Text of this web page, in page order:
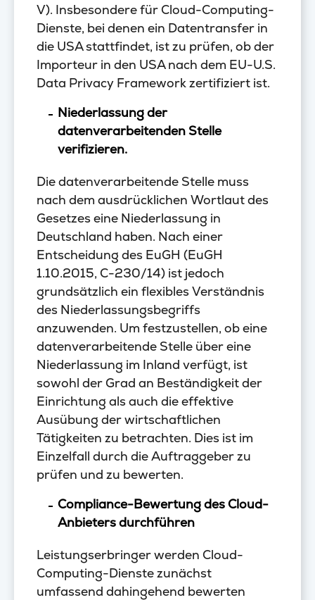
V). Insbesondere für Cloud-Computing-
Dienste, bei denen ein Datentransfer in
die USA stattfindet, ist zu prüfen, ob der
Importeur in den USA nach dem EU-U.S.
Data Privacy Framework zertifiziert ist.
Niederlassung der
datenverarbeitenden Stelle
verifizieren.
Die datenverarbeitende Stelle muss
nach dem ausdrücklichen Wortlaut des
Gesetzes eine Niederlassung in
Deutschland haben. Nach einer
Entscheidung des EuGH (EuGH
1.10.2015, C-230/14) ist jedoch
grundsätzlich ein flexibles Verständnis
des Niederlassungsbegriffs
anzuwenden. Um festzustellen, ob eine
datenverarbeitende Stelle über eine
Niederlassung im Inland verfügt, ist
sowohl der Grad an Beständigkeit der
Einrichtung als auch die effektive
Ausübung der wirtschaftlichen
Tätigkeiten zu betrachten. Dies ist im
Einzelfall durch die Auftraggeber zu
prüfen und zu bewerten.
Compliance-Bewertung des Cloud-
Anbieters durchführen
Leistungserbringer werden Cloud-
Computing-Dienste zunächst
umfassend dahingehend bewerten